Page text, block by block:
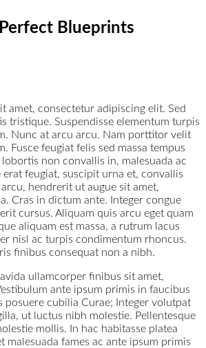
Blueprints
amet, consectetur adipiscing elit. Sed
tristique. Suspendisse elementum turpis
Nunc at arcu arcu. Nam porttitor velit
Fusce feugiat felis sed massa tempus
non convallis in, malesuada ac
erat feugiat, suscipit urna et, convallis
hendrerit ut augue sit amet,
Cras in dictum ante. Integer congue
cursus. Aliquam quis arcu eget quam
aliquam est massa, a rutrum lacus
nisl ac turpis condimentum rhoncus.
finibus consequat non a nibh.
ullamcorper finibus sit amet,
ante ipsum primis in faucibus
posuere cubilia Curae; Integer volutpat
ut luctus nibh molestie. Pellentesque
mollis. In hac habitasse platea
malesuada fames ac ante ipsum primis